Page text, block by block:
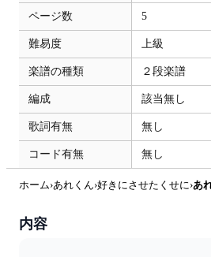
ページ数 5
難易度 上級
楽譜の種類 ２段楽譜
編成 該当無し
歌詞有無 無し
コード有無 無し
ホーム›あれくん›好きにさせたくせに›
内容